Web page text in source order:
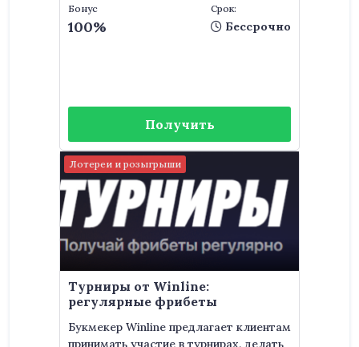
Бонус
100%
Срок:
Бессрочно
Получить
Лотереи и розыгрыши
Турниры от Winline:
регулярные фрибеты
Букмекер Winline предлагает клиентам
принимать участие в турнирах, делать